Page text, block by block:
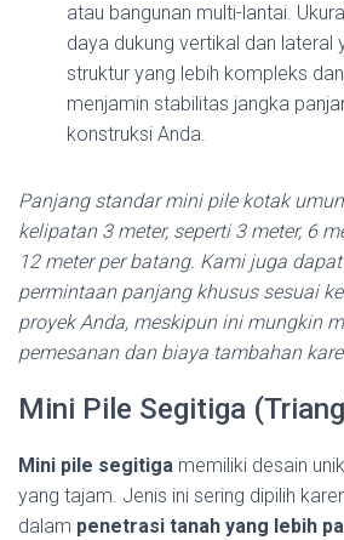
atau bangunan multi-lantai.
daya dukung vertikal dan lateral
struktur yang lebih kompleks
menjamin stabilitas jangka
konstruksi Anda.
Panjang standar mini pile kotak
kelipatan 3 meter, seperti 3 meter, 6
12 meter per batang. Kami juga
permintaan panjang khusus sesuai
proyek Anda, meskipun ini mungkin
pemesanan dan biaya tambahan
Mini Pile Segitiga
Mini pile segitiga memiliki desain
yang tajam. Jenis ini sering dipilih
dalam penetrasi tanah yang lebih